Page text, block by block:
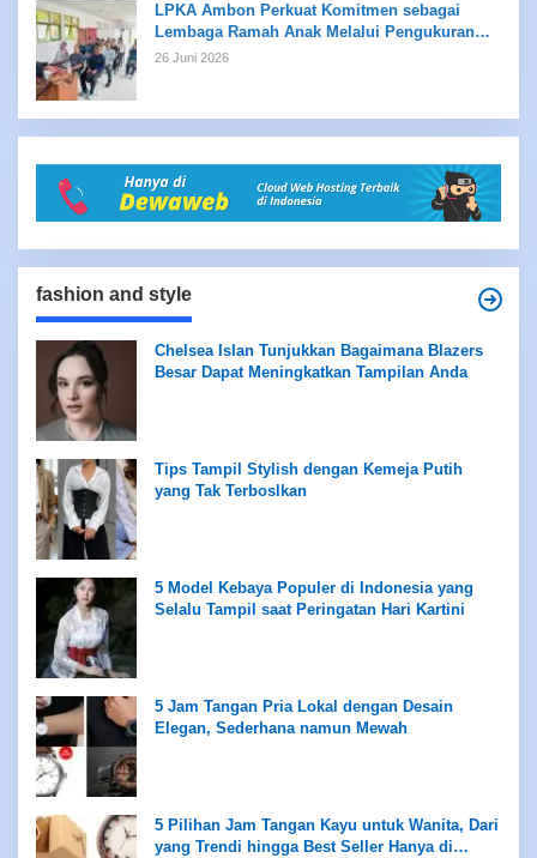
LPKA Ambon Perkuat Komitmen sebagai
Lembaga Ramah Anak Melalui Pengukuran
Standar LPKRA
26 Juni 2026
fashion and style
Chelsea Islan Tunjukkan Bagaimana Blazers
Besar Dapat Meningkatkan Tampilan Anda
Tips Tampil Stylish dengan Kemeja Putih
yang Tak Terboslkan
5 Model Kebaya Populer di Indonesia yang
Selalu Tampil saat Peringatan Hari Kartini
5 Jam Tangan Pria Lokal dengan Desain
Elegan, Sederhana namun Mewah
5 Pilihan Jam Tangan Kayu untuk Wanita, Dari
yang Trendi hingga Best Seller Hanya di